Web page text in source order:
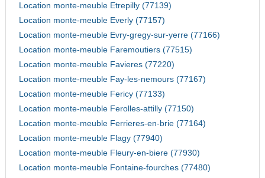
Location monte-meuble Etrepilly (77139)
Location monte-meuble Everly (77157)
Location monte-meuble Evry-gregy-sur-yerre (77166)
Location monte-meuble Faremoutiers (77515)
Location monte-meuble Favieres (77220)
Location monte-meuble Fay-les-nemours (77167)
Location monte-meuble Fericy (77133)
Location monte-meuble Ferolles-attilly (77150)
Location monte-meuble Ferrieres-en-brie (77164)
Location monte-meuble Flagy (77940)
Location monte-meuble Fleury-en-biere (77930)
Location monte-meuble Fontaine-fourches (77480)